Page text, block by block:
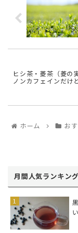
ヒシ茶・菱茶（菱の
ノンカフェインだけ
ホーム お
月間人気ランキング